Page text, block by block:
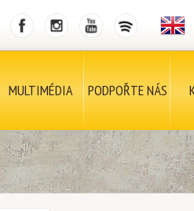
MULTIMÉDIA PODPOŘTE NÁS